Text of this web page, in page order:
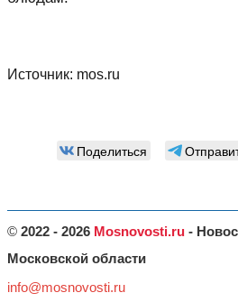
Источник: mos.ru
Поделиться
© 2022 - 2026 Mosnovosti.ru -
Московской области
info@mosnovosti.ru